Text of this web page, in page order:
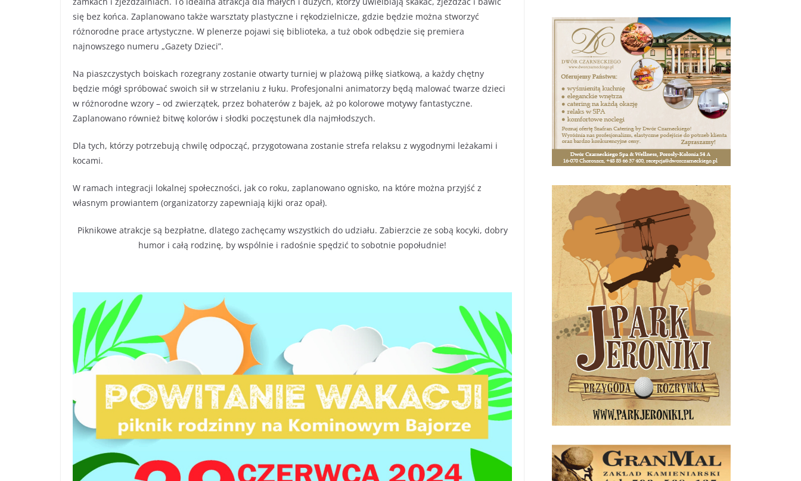
się bez końca. Zaplanowano także warsztaty plastyczne i rękodzielnicze, gdzie będzie można stworzyć
różnorodne prace artystyczne. W plenerze pojawi się biblioteka, a tuż obok odbędzie się premiera
najnowszego numeru „Gazety Dzieci”.
Na piaszczystych boiskach rozegrany zostanie otwarty turniej w plażową piłkę siatkową, a każdy chętny
będzie mógł spróbować swoich sił w strzelaniu z łuku. Profesjonalni animatorzy będą malować twarze dzieci
w różnorodne wzory – od zwierzątek, przez bohaterów z bajek, aż po kolorowe motywy fantastyczne.
Zaplanowano również bitwę kolorów i słodki poczęstunek dla najmłodszych.
Dla tych, którzy potrzebują chwilę odpocząć, przygotowana zostanie strefa relaksu z wygodnymi leżakami i
kocami.
W ramach integracji lokalnej społeczności, jak co roku, zaplanowano ognisko, na które można przyjść z
własnym prowiantem (organizatorzy zapewniają kijki oraz opał).
Piknikowe atrakcje są bezpłatne, dlatego zachęcamy wszystkich do udziału. Zabierzcie ze sobą kocyki, dobry
humor i całą rodzinę, by wspólnie i radośnie spędzić to sobotnie popołudnie!